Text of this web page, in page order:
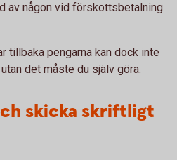
av någon vid förskottsbetalning
tillbaka pengarna kan dock inte
det måste du själv göra.
skicka skriftligt